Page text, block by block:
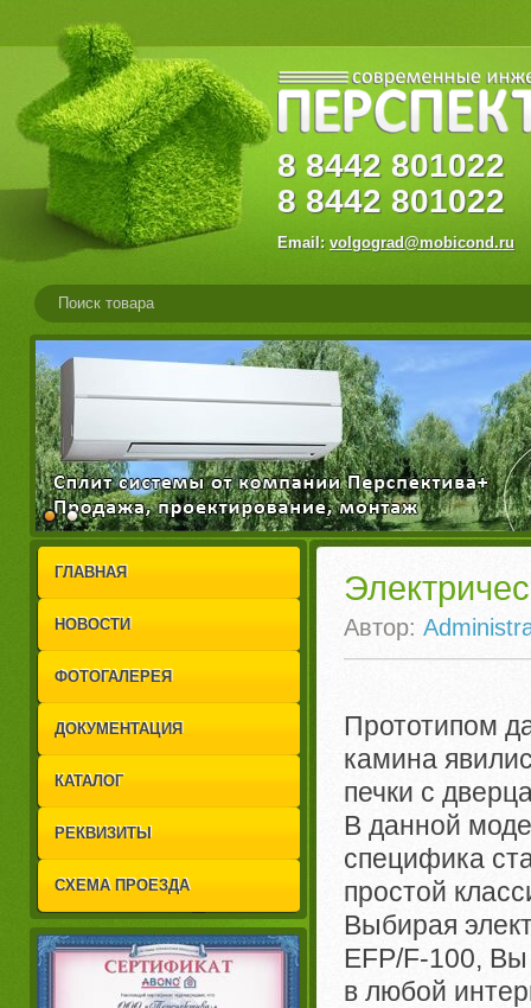
8 8442
8 8442 801022
Email: volgograd@mobicond.ru
1
2
ГЛАВНАЯ
НОВОСТИ
ФОТОГАЛЕРЕЯ
ДОКУМЕНТАЦИЯ
КАТАЛОГ
РЕКВИЗИТЫ
СХЕМА ПРОЕЗДА
Автор:
Прототипом
камина
печки с
В данной
специфика
простой
Выбирая
EFP/F-100,
в любой